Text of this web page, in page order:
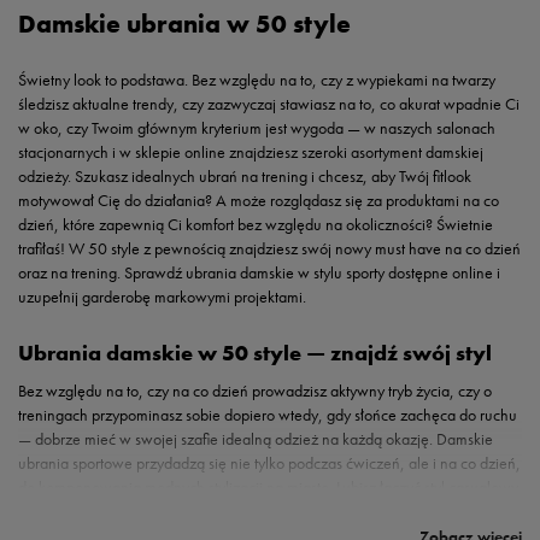
Damskie ubrania w 50 style
Świetny look to podstawa. Bez względu na to, czy z wypiekami na twarzy
śledzisz aktualne trendy, czy zazwyczaj stawiasz na to, co akurat wpadnie Ci
w oko, czy Twoim głównym kryterium jest wygoda — w naszych salonach
stacjonarnych i w sklepie online znajdziesz szeroki asortyment damskiej
odzieży. Szukasz idealnych ubrań na trening i chcesz, aby Twój fitlook
motywował Cię do działania? A może rozglądasz się za produktami na co
dzień, które zapewnią Ci komfort bez względu na okoliczności? Świetnie
trafiłaś! W 50 style z pewnością znajdziesz swój nowy must have na co dzień
oraz na trening. Sprawdź ubrania damskie w stylu sporty dostępne online i
uzupełnij garderobę markowymi projektami.
Ubrania damskie w 50 style — znajdź swój styl
Bez względu na to, czy na co dzień prowadzisz aktywny tryb życia, czy o
treningach przypominasz sobie dopiero wtedy, gdy słońce zachęca do ruchu
— dobrze mieć w swojej szafie idealną odzież na każdą okazję. Damskie
ubrania sportowe przydadzą się nie tylko podczas ćwiczeń, ale i na co dzień,
Wybierz swój nowy look i nie rezygnuj z aktualnych trendów. W ofercie